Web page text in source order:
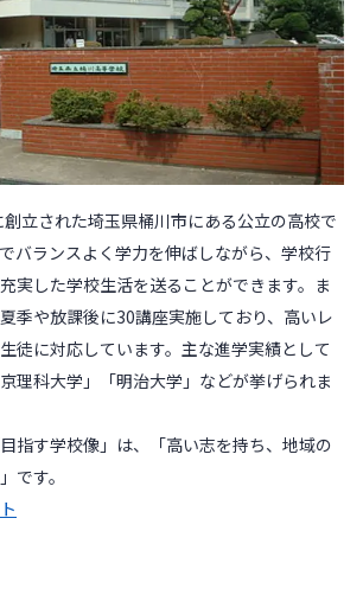
立された埼玉県桶川市にある公立の高校で
バランスよく学力を伸ばしながら、学校行
実した学校生活を送ることができます。ま
季や放課後に30講座実施しており、高いレ
徒に対応しています。主な進学実績として
理科大学」「明治大学」などが挙げられま
指す学校像」は、「高い志を持ち、地域の
です。